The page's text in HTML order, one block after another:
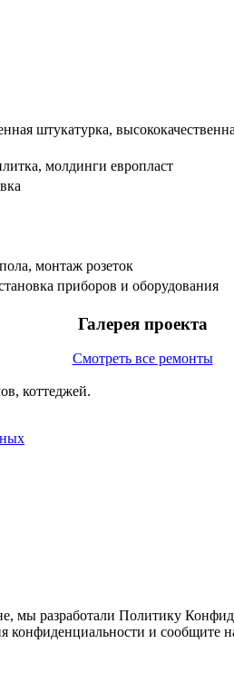
штукатурка,
молдинги европласт
монтаж розеток
приборов и оборудования
Галерея проекта
Смотреть все ремонты
коттеджей.
разработали Политику
и сообщите